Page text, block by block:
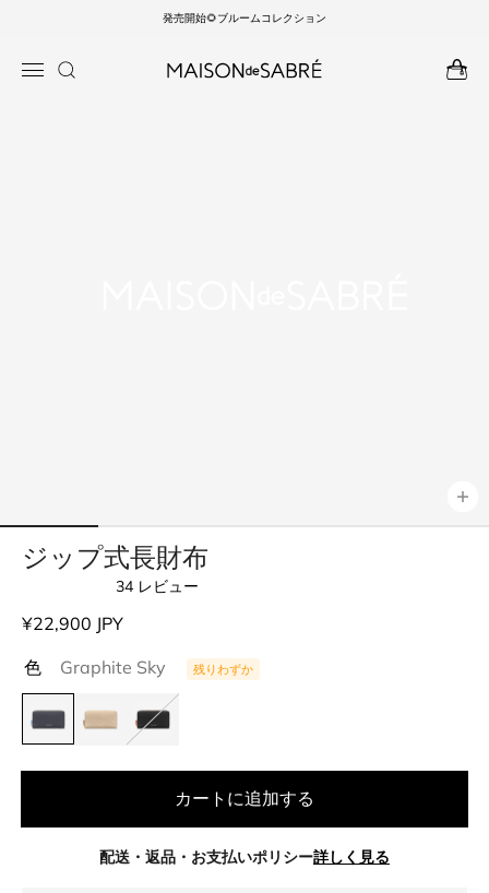
発売開始🌻ブルームコレクション
報にス
ジップ式長財布
5
つ
4.9
と
評
価
34レビュー
通
価
格
¥22,900 JPY
色
Graphite Sky 残りわずか
カートに追加する
配送・返品・お支払いポリシー詳しく見る